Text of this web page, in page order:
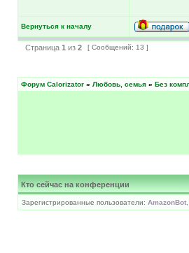
Вернуться к началу
Страница 1 из 2 [ Сообщений: 13 ]
Форум Calorizator » Любовь, семья » Без
Кто сейчас на конференции
Зарегистрированные пользователи: AmazonBot